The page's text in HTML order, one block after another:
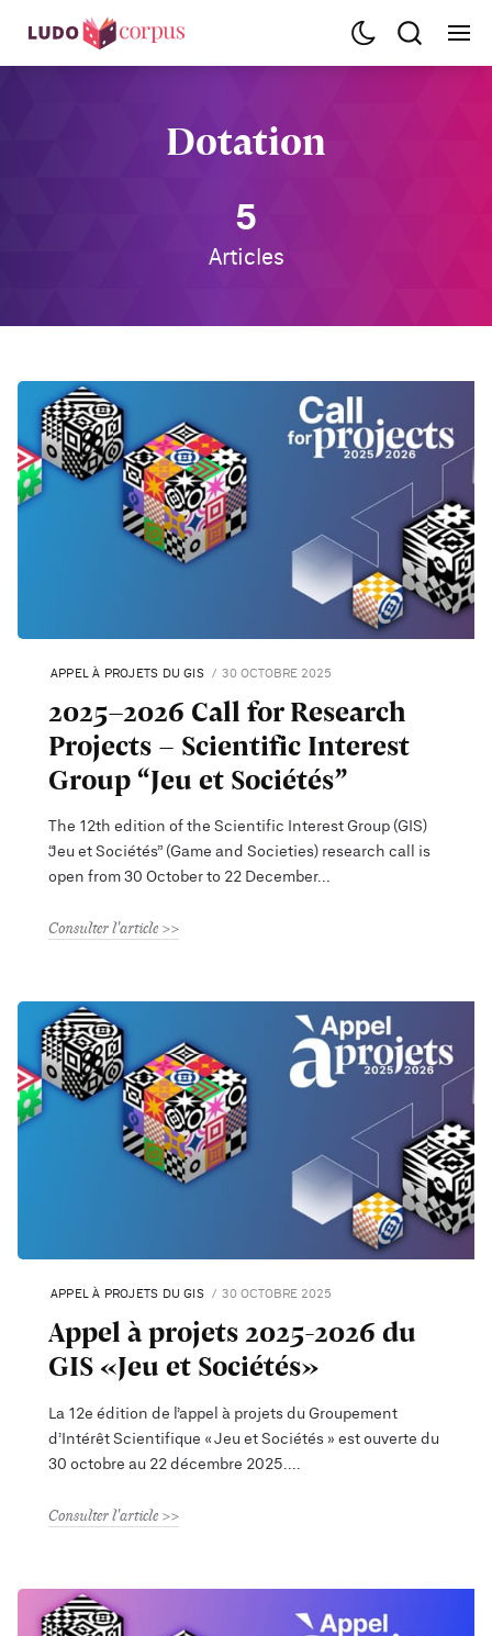
Dotation
5
Articles
APPEL À PROJETS DU GIS 30 OCTOBRE 2025
2025–2026 Call for Research
Projects – Scientific Interest
Group “Jeu et Sociétés”
The 12th edition of the Scientific Interest Group (GIS)
“Jeu et Sociétés” (Game and Societies) research call is
open from 30 October to 22 December
Consulter l'article
APPEL À PROJETS DU GIS 30 OCTOBRE 2025
Appel à projets 2025-2026 du
GIS «Jeu et Sociétés»
La 12e édition de l’appel à projets du Groupement
d’Intérêt Scientifique « Jeu et Sociétés » est ouverte du
30 octobre au 22 décembre 2025.
Consulter l'article